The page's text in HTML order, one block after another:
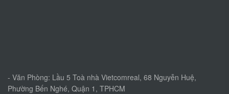
- Văn Phòng: Lầu 5 Toà nhà Vietcomreal, 68 Nguyễn Huệ,
Phường Bến Nghé, Quận 1, TPHCM